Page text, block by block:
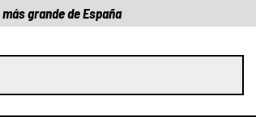
grande de España